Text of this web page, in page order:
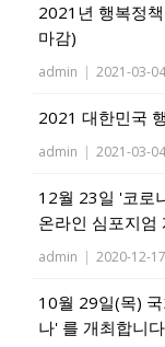
2021년 행복정
마감)
admin | 2021-03-04
2021 대한민국
admin | 2021-03-04
12월 23일 '코로
온라인 심포지엄
admin | 2020-12-17
10월 29일(목)
나' 를 개최합니